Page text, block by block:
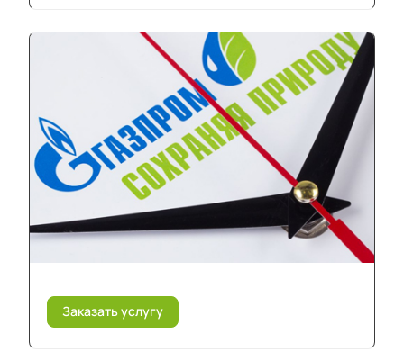
Заказать услугу